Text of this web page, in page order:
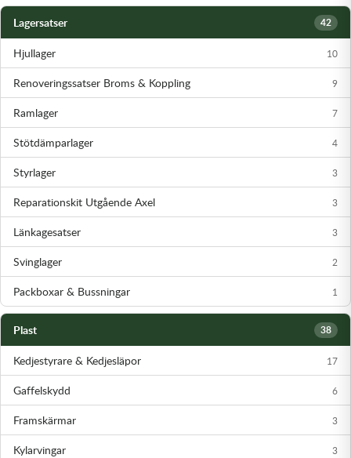
Vinschar & Tillbehör
Vinterprodukter
Lagersatser 42
Hjullager 10
Renoveringssatser Broms & Koppling 9
Ramlager 7
Stötdämparlager 4
Styrlager 3
Reparationskit Utgående Axel 3
Länkagesatser 3
Svinglager 2
Packboxar & Bussningar 1
Plast 38
Kedjestyrare & Kedjesläpor 17
Gaffelskydd 6
Framskärmar 3
Kylarvingar 3